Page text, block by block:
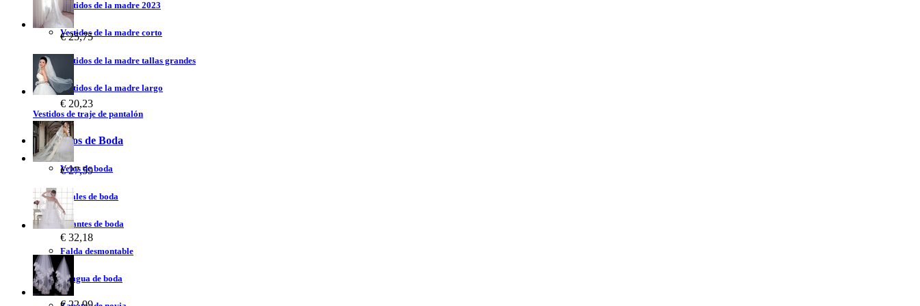
Vestidos de la madre 2023
Vestidos de la madre corto
Vestidos de la madre tallas grandes
Vestidos de la madre largo
Vestidos de traje de pantalón
Accesorios de Boda
Velos de boda
Chales de boda
Guantes de boda
Falda desmontable
Enagua de boda
€ 25,75
€ 20,23
€ 27,59
€ 32,18